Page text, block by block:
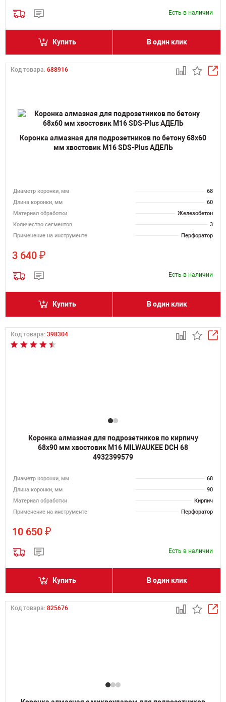
Есть в наличии
Купить В один клик
Код товара: 688916
Коронка алмазная для подрозетников по бетону 68х60
мм хвостовик M16 SDS-Plus АДЕЛЬ
Диаметр коронки, мм
68
Длина коронки, мм
60
Материал обработки
Железобетон
Количество сегментов
3
Применение на инструменте
Перфоратор
3 640 ₽
Есть в наличии
Купить В один клик
Код товара: 398304
Коронка алмазная для подрозетников по кирпичу
68х90 мм хвостовик M16 MILWAUKEE DCH 68
4932399579
Диаметр коронки, мм
68
Длина коронки, мм
90
Материал обработки
Кирпич
Применение на инструменте
Перфоратор
10 650 ₽
Есть в наличии
Купить В один клик
Код товара: 825676